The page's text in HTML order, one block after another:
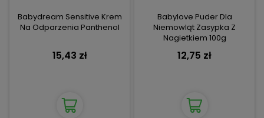
Babydream Sensitive Krem
Na Odparzenia Panthenol
15,43 zł
Babylove Puder Dla
Niemowląt Zasypka Z
Nagietkiem 100g
12,75 zł